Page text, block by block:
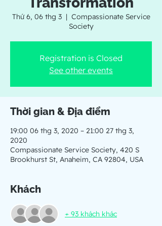
Thứ 6, 06 thg 3
  |
Compassionate Service
Society
Registration is Closed
See other events
Thời gian & Địa điểm
19:00 06 thg 3, 2020 – 21:00 27 thg 3,
2020
Compassionate Service Society, 420 S
Brookhurst St, Anaheim, CA 92804, USA
Khách
+ 93 khách khác